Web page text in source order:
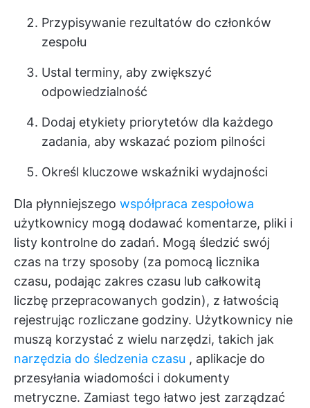
Przypisywanie rezultatów do członków
zespołu
Ustal terminy, aby zwiększyć
odpowiedzialność
Dodaj etykiety priorytetów dla każdego
zadania, aby wskazać poziom pilności
Określ kluczowe wskaźniki wydajności
Dla płynniejszego współpraca zespołowa
użytkownicy mogą dodawać komentarze, pliki i
listy kontrolne do zadań. Mogą śledzić swój
czas na trzy sposoby (za pomocą licznika
czasu, podając zakres czasu lub całkowitą
liczbę przepracowanych godzin), z łatwością
rejestrując rozliczane godziny. Użytkownicy nie
muszą korzystać z wielu narzędzi, takich jak
narzędzia do śledzenia czasu , aplikacje do
przesyłania wiadomości i dokumenty
metryczne. Zamiast tego łatwo jest zarządzać